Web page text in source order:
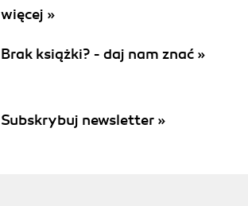
więcej »
Brak książki? - daj nam znać »
Subskrybuj newsletter »